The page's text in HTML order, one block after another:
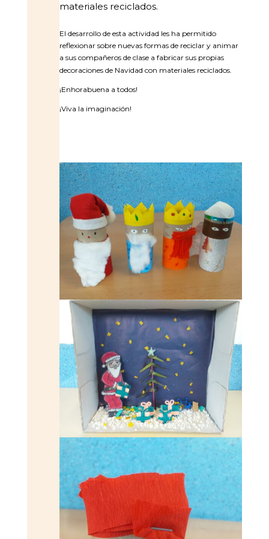
materiales reciclados.
El desarrollo de esta actividad les ha permitido
reflexionar sobre nuevas formas de reciclar y animar
a sus compañeros de clase a fabricar sus propias
decoraciones de Navidad con materiales reciclados.
¡Enhorabuena a todos!
¡Viva la imaginación!